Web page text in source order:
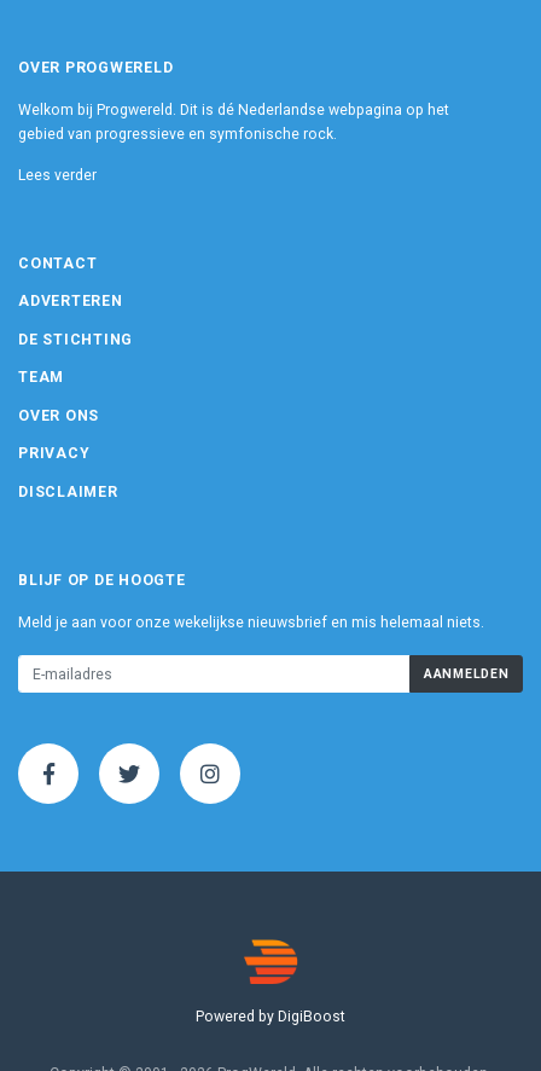
OVER PROGWERELD
Welkom bij Progwereld. Dit is dé Nederlandse webpagina op het
gebied van progressieve en symfonische rock.
Lees verder
CONTACT
ADVERTEREN
DE STICHTING
TEAM
OVER ONS
PRIVACY
DISCLAIMER
BLIJF OP DE HOOGTE
Meld je aan voor onze wekelijkse nieuwsbrief en mis helemaal niets.
AANMELDEN
Powered by DigiBoost